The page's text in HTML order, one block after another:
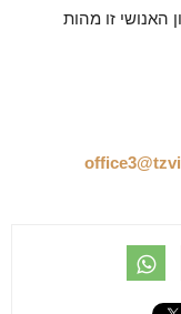
האנושי זו מהות